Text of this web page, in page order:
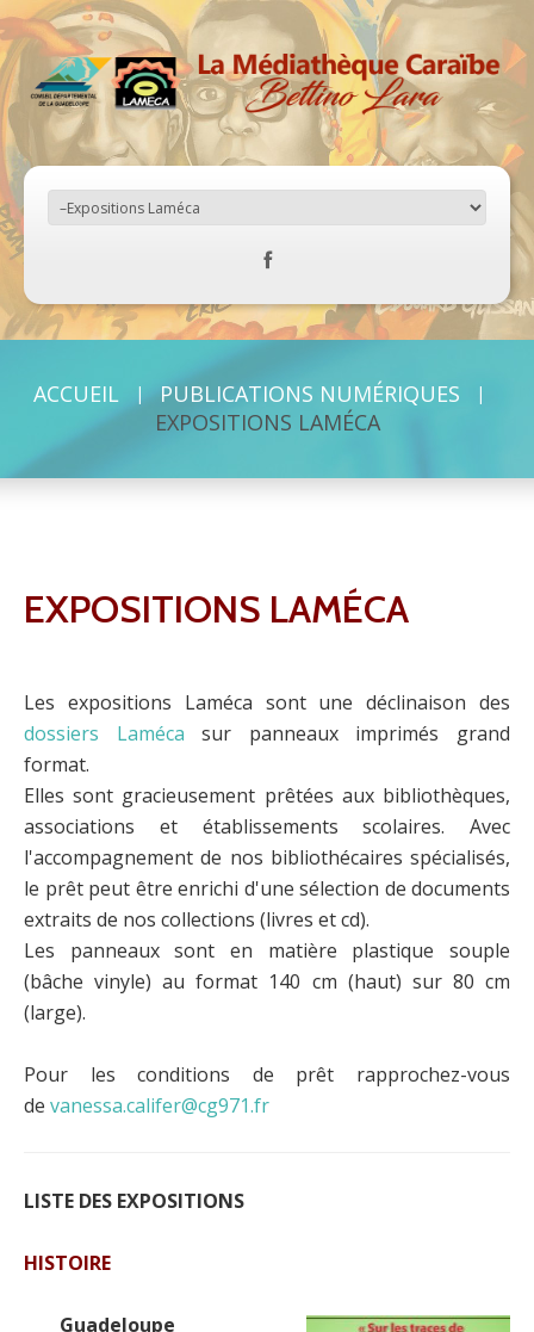
ACCUEIL
PUBLICATIONS NUMÉRIQUES
EXPOSITIONS LAMÉCA
EXPOSITIONS LAMÉCA
Les expositions Laméca sont une déclinaison des
dossiers Laméca sur panneaux imprimés grand
format.
Elles sont gracieusement prêtées aux bibliothèques,
associations et établissements scolaires. Avec
l'accompagnement de nos bibliothécaires spécialisés,
le prêt peut être enrichi d'une sélection de documents
extraits de nos collections (livres et cd).
Les panneaux sont en matière plastique souple
(bâche vinyle) au format 140 cm (haut) sur 80 cm
(large).
Pour les conditions de prêt rapprochez-vous
de vanessa.califer@cg971.fr
LISTE DES EXPOSITIONS
HISTOIRE
Guadeloupe